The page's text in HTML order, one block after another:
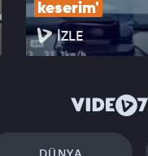
keserim'
İZLE